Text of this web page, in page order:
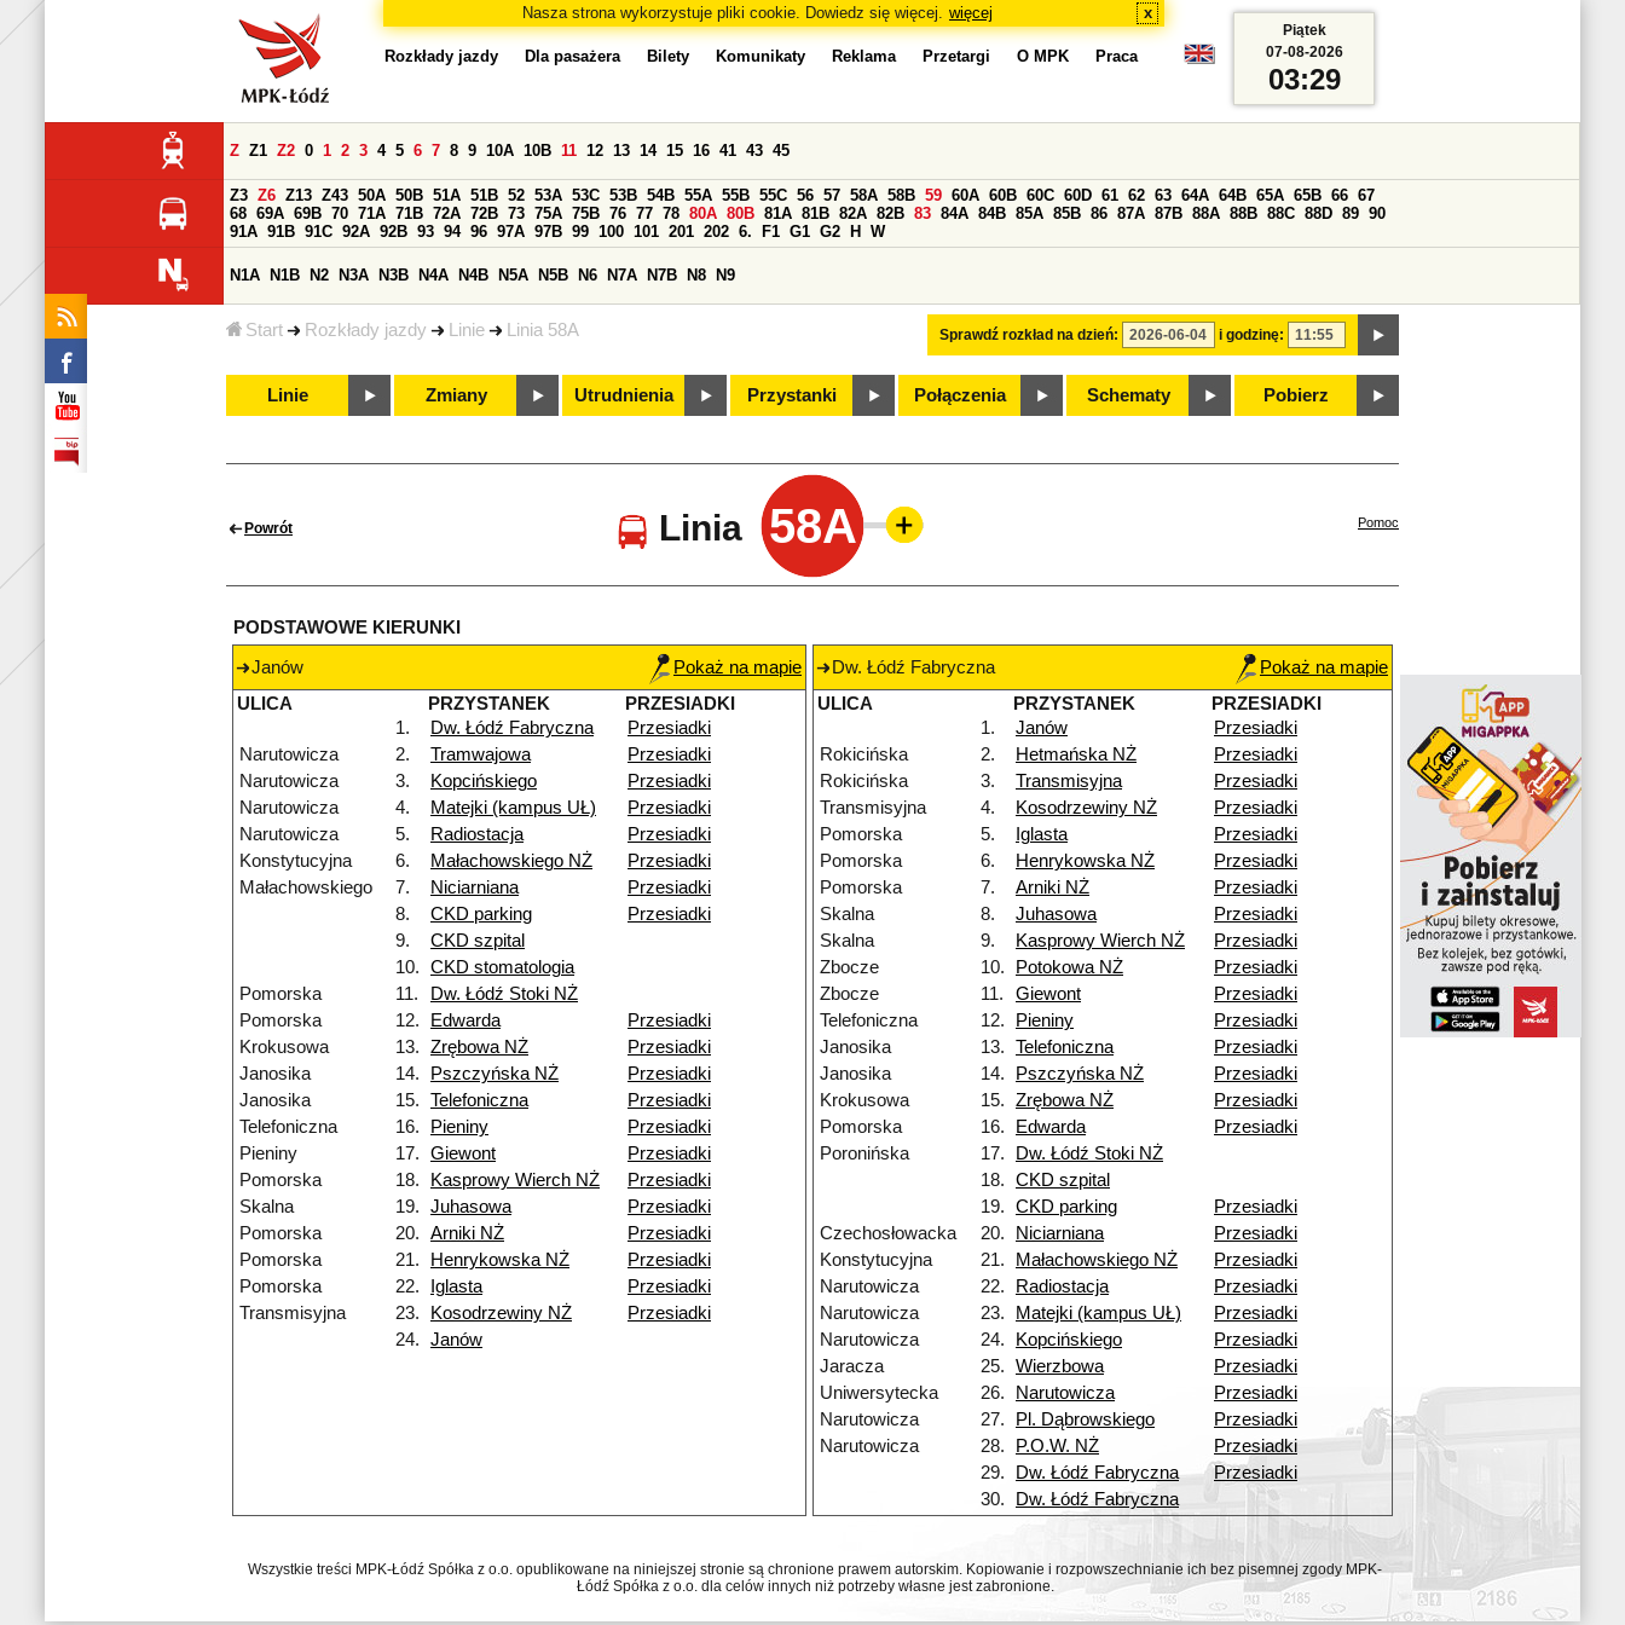
Nasza strona wykorzystuje pliki cookie. Dowiedz się więcej. więcej x
Start Rozkłady jazdy Linie Linia 58A
Rozkłady jazdy Dla pasażera Bilety Komunikaty Reklama Przetargi O MPK Praca
Sprawdź rozkład na dzień: i godzinę:
Z Z1 Z2 0 1 2 3 4 5 6 7 8 9 10A 10B 11 12 13 14 15 16 41 43 45
Z3 Z6 Z13 Z43 50A 50B 51A 51B 52 53A 53C 53B 54B 55A 55B 55C 56 57 58A 58B 59 60A 60B 60C 60D 61 62 63 64A 64B 65A 65B 66 67
68 69A 69B 70 71A 71B 72A 72B 73 75A 75B 76 77 78 80A 80B 81A 81B 82A 82B 83 84A 84B 85A 85B 86 87A 87B 88A 88B 88C 88D 89 90
91A 91B 91C 92A 92B 93 94 96 97A 97B 99 100 101 201 202 6. F1 G1 G2 H W
N1A N1B N2 N3A N3B N4A N4B N5A N5B N6 N7A N7B N8 N9
Linie Zmiany Utrudnienia Przystanki Połączenia Schematy Pobierz
Piątek
07-08-2026
03:29
Powrót Linia 58A Pomoc
PODSTAWOWE KIERUNKI
Janów
Pokaż na mapie
ULICA
PRZYSTANEK
PRZESIADKI
1.
Dw. Łódź Fabryczna
Przesiadki
Narutowicza
2. Tramwajowa
Przesiadki
Narutowicza
3. Kopcińskiego
Przesiadki
Narutowicza
4. Matejki (kampus UŁ)
Przesiadki
Narutowicza
5. Radiostacja
Przesiadki
Konstytucyjna
6. Małachowskiego NŻ
Przesiadki
Małachowskiego
7. Niciarniana
Przesiadki
8.
CKD parking
Przesiadki
9.
CKD szpital
10.
CKD stomatologia
Pomorska
11.
Dw. Łódź Stoki NŻ
Pomorska
12. Edwarda
Przesiadki
Krokusowa
13. Zrębowa NŻ
Przesiadki
Janosika
14. Pszczyńska NŻ
Przesiadki
Janosika
15. Telefoniczna
Przesiadki
Telefoniczna
16. Pieniny
Przesiadki
Pieniny
17. Giewont
Przesiadki
Pomorska
18. Kasprowy Wierch NŻ
Przesiadki
Skalna
19. Juhasowa
Przesiadki
Pomorska
20. Arniki NŻ
Przesiadki
Pomorska
21. Henrykowska NŻ
Przesiadki
Pomorska
22. Iglasta
Przesiadki
Transmisyjna
23. Kosodrzewiny NŻ
Przesiadki
24.
Janów
Dw. Łódź Fabryczna
Pokaż na mapie
ULICA
PRZYSTANEK
PRZESIADKI
1.
Janów
Przesiadki
Rokicińska
2. Hetmańska NŻ
Przesiadki
Rokicińska
3. Transmisyjna
Przesiadki
Transmisyjna
4. Kosodrzewiny NŻ
Przesiadki
Pomorska
5. Iglasta
Przesiadki
Pomorska
6. Henrykowska NŻ
Przesiadki
Pomorska
7. Arniki NŻ
Przesiadki
Skalna
8. Juhasowa
Przesiadki
Skalna
9. Kasprowy Wierch NŻ
Przesiadki
Zbocze
10. Potokowa NŻ
Przesiadki
Zbocze
11. Giewont
Przesiadki
Telefoniczna
12. Pieniny
Przesiadki
Janosika
13. Telefoniczna
Przesiadki
Janosika
14. Pszczyńska NŻ
Przesiadki
Krokusowa
15. Zrębowa NŻ
Przesiadki
Pomorska
16. Edwarda
Przesiadki
Poronińska
17.
Dw. Łódź Stoki NŻ
18.
CKD szpital
19.
CKD parking
Przesiadki
Czechosłowacka
20. Niciarniana
Przesiadki
Konstytucyjna
21. Małachowskiego NŻ
Przesiadki
Narutowicza
22. Radiostacja
Przesiadki
Narutowicza
23. Matejki (kampus UŁ)
Przesiadki
Narutowicza
24. Kopcińskiego
Przesiadki
Jaracza
25. Wierzbowa
Przesiadki
Uniwersytecka
26. Narutowicza
Przesiadki
Narutowicza
27. Pl. Dąbrowskiego
Przesiadki
Narutowicza
28. P.O.W. NŻ
Przesiadki
29.
Dw. Łódź Fabryczna
Przesiadki
30.
Dw. Łódź Fabryczna
Wszystkie treści MPK-Łódź Spółka z o.o. opublikowane na niniejszej stronie są chronione prawem autorskim. Kopiowanie i rozpowszechnianie ich bez pisemnej zgody MPK-
Łódź Spółka z o.o. dla celów innych niż potrzeby własne jest zabronione.